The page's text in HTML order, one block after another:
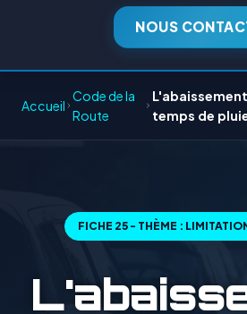
NOUS
Accueil
Code de la
Route
temps de
FICHE 25 - THÈME :